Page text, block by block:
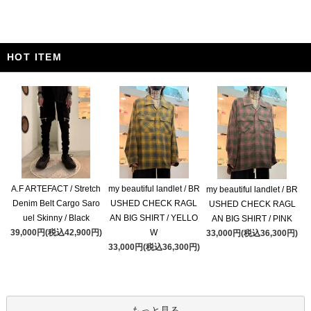
HOT ITEM
A.F ARTEFACT / Stretch
Denim Belt Cargo Saro
uel Skinny / Black
39,000円(税込42,900円)
my beautiful landlet / BR
USHED CHECK RAGL
AN BIG SHIRT / YELLO
W
33,000円(税込36,300円)
my beautiful landlet / BR
USHED CHECK RAGL
AN BIG SHIRT / PINK
33,000円(税込36,300円)